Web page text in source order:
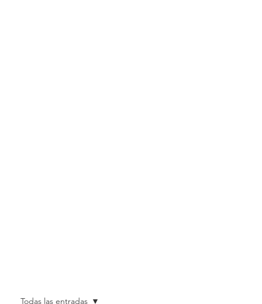
Todas las entradas